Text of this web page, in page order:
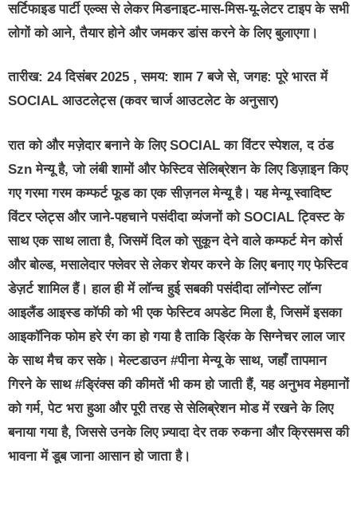
सर्टिफाइड पार्टी एल्व्स से लेकर मिडनाइट-मास-मिस-यू-लेटर टाइप के सभी
लोगों को आने, तैयार होने और जमकर डांस करने के लिए बुलाएगा।
तारीख: 24 दिसंबर 2025 , समय: शाम 7 बजे से, जगह: पूरे भारत में
SOCIAL आउटलेट्स (कवर चार्ज आउटलेट के अनुसार)
रात को और मज़ेदार बनाने के लिए SOCIAL का विंटर स्पेशल, द ठंड
Szn मेन्यू है, जो लंबी शामों और फेस्टिव सेलिब्रेशन के लिए डिज़ाइन किए
गए गरमा गरम कम्फर्ट फूड का एक सीज़नल मेन्यू है। यह मेन्यू स्वादिष्ट
विंटर प्लेट्स और जाने-पहचाने पसंदीदा व्यंजनों को SOCIAL ट्विस्ट के
साथ एक साथ लाता है, जिसमें दिल को सुकून देने वाले कम्फर्ट मेन कोर्स
और बोल्ड, मसालेदार फ्लेवर से लेकर शेयर करने के लिए बनाए गए फेस्टिव
डेज़र्ट शामिल हैं। हाल ही में लॉन्च हुई सबकी पसंदीदा लॉन्गेस्ट लॉन्ग
आइलैंड आइस्ड कॉफी को भी एक फेस्टिव अपडेट मिला है, जिसमें इसका
आइकॉनिक फोम हरे रंग का हो गया है ताकि ड्रिंक के सिग्नेचर लाल जार
के साथ मैच कर सके। मेल्टडाउन #पीना मेन्यू के साथ, जहाँ तापमान
गिरने के साथ #ड्रिंक्स की कीमतें भी कम हो जाती हैं, यह अनुभव मेहमानों
को गर्म, पेट भरा हुआ और पूरी तरह से सेलिब्रेशन मोड में रखने के लिए
बनाया गया है, जिससे उनके लिए ज़्यादा देर तक रुकना और क्रिसमस की
भावना में डूब जाना आसान हो जाता है।